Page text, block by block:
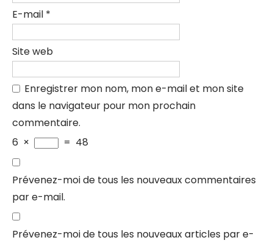
E-mail *
Site web
Enregistrer mon nom, mon e-mail et mon site
dans le navigateur pour mon prochain
commentaire.
6 × = 48
Prévenez-moi de tous les nouveaux commentaires
par e-mail.
Prévenez-moi de tous les nouveaux articles par e-